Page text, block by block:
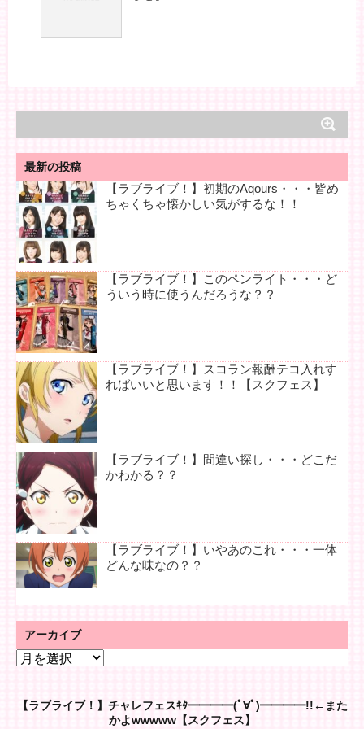
最新の投稿
【ラブライブ！】初期のAqours・・・皆め
ちゃくちゃ懐かしい気がするな！！
【ラブライブ！】このペンライト・・・ど
ういう時に使うんだろうな？？
【ラブライブ！】スコラン報酬テコ入れす
ればいいと思います！！【スクフェス】
【ラブライブ！】間違い探し・・・どこだ
かわかる？？
【ラブライブ！】いやあのこれ・・・一体
どんな味なの？？
アーカイブ
ア
イ
【ラブライブ！】チャレフェスｷﾀ━━━━(ﾟ∀ﾟ)━━━━!!←また
かよwwwww【スクフェス】